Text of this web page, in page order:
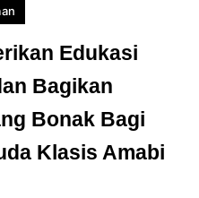
Edukasi
Bagikan
Bonak Bagi
Klasis Amabi